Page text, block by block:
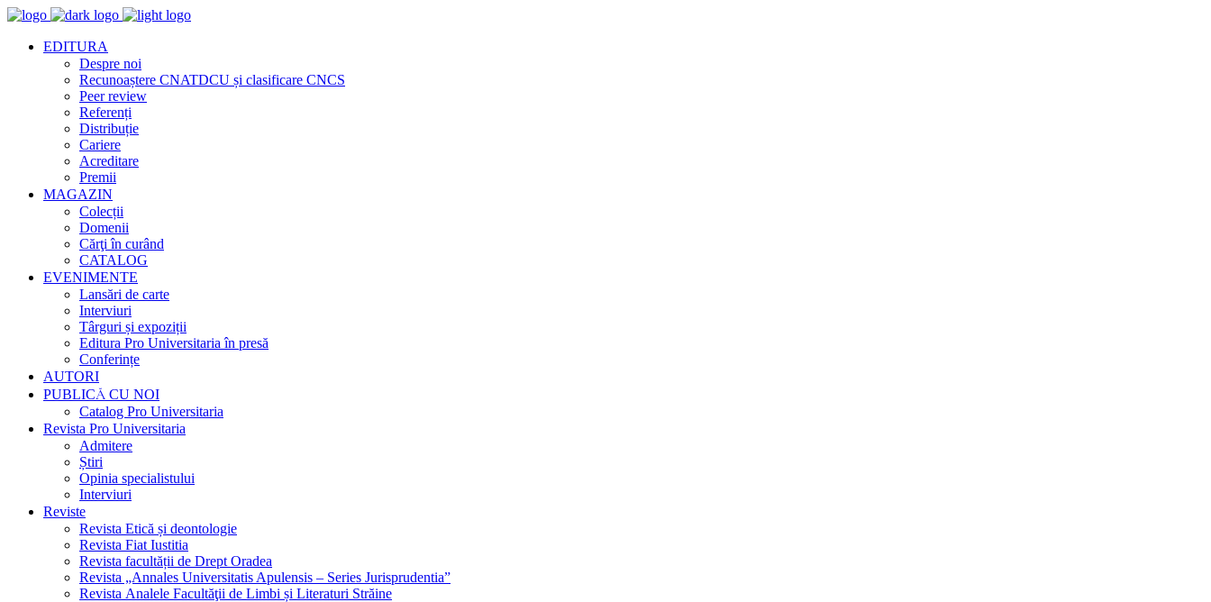
EDITURA
Despre noi
Recunoaștere CNATDCU și clasificare CNCS
Peer review
Referenți
Distribuție
Cariere
Acreditare
Premii
MAGAZIN
Colecții
Domenii
Cărţi în curând
CATALOG
EVENIMENTE
Lansări de carte
Interviuri
Târguri și expoziții
Editura Pro Universitaria în presă
Conferințe
AUTORI
PUBLICĂ CU NOI
Catalog Pro Universitaria
Revista Pro Universitaria
Admitere
Știri
Opinia specialistului
Interviuri
Reviste
Revista Etică și deontologie
Revista Fiat Iustitia
Revista facultății de Drept Oradea
Revista „Annales Universitatis Apulensis – Series Jurisprudentia”
Revista Analele Facultăţii de Limbi și Literaturi Străine